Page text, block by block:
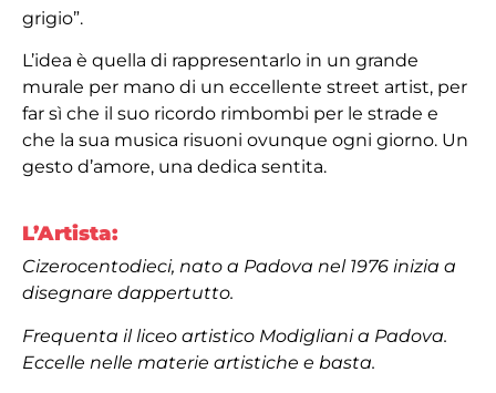
grigio”.
L’idea è quella di rappresentarlo in un grande
murale per mano di un eccellente street artist, per
far sì che il suo ricordo rimbombi per le strade e
che la sua musica risuoni ovunque ogni giorno. Un
gesto d’amore, una dedica sentita.
L’Artista:
Cizerocentodieci, nato a Padova nel 1976 inizia a
disegnare dappertutto.
Frequenta il liceo artistico Modigliani a Padova.
Eccelle nelle materie artistiche e basta.